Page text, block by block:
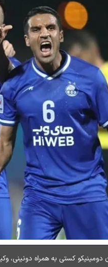
دومینیکو کستی به همراه دونینی،